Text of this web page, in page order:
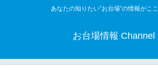
あなたの知りたい”お台場”の情報がこ
お台場情報 Channel